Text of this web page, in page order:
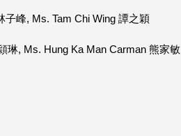
子峰, Ms. Tam Chi Wing 譚之穎
琳, Ms. Hung Ka Man Carman 熊家敏